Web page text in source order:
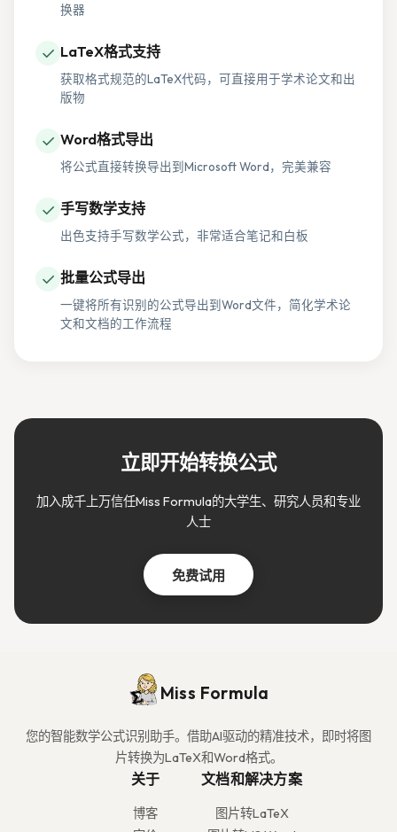
换器
✓ LaTeX格式支持
获取格式规范的LaTeX代码，可直接用于学术论文和出
版物
✓ Word格式导出
将公式直接转换导出到Microsoft Word，完美兼容
✓ 手写数学支持
出色支持手写数学公式，非常适合笔记和白板
✓ 批量公式导出
一键将所有识别的公式导出到Word文件，简化学术论
文和文档的工作流程
立即开始转换公式
加入成千上万信任Miss Formula的大学生、研究人员和专业
人士
免费试用
Miss Formula
您的智能数学公式识别助手。借助AI驱动的精准技术，即时将图
片转换为LaTeX和Word格式。
关于
博客
文档和解决方案
图片转LaTeX